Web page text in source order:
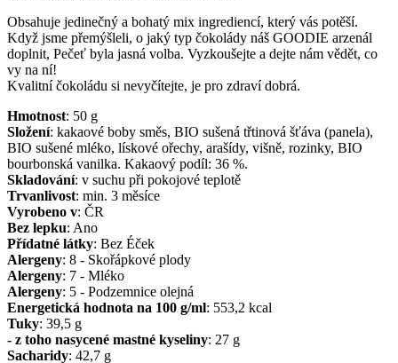
Obsahuje jedinečný a bohatý mix ingrediencí, který vás potěší.
Když jsme přemýšleli, o jaký typ čokolády náš GOODIE arzenál
doplnit, Pečeť byla jasná volba. Vyzkoušejte a dejte nám vědět, co
vy na ní!
Kvalitní čokoládu si nevyčítejte, je pro zdraví dobrá.
Hmotnost: 50 g
Složení: kakaové boby směs, BIO sušená třtinová šťáva (panela),
BIO sušené mléko, lískové ořechy, arašídy, višně, rozinky, BIO
bourbonská vanilka. Kakaový podíl: 36 %.
Skladování: v suchu při pokojové teplotě
Trvanlivost: min. 3 měsíce
Vyrobeno v: ČR
Bez lepku: Ano
Přídatné látky: Bez Éček
Alergeny: 8 - Skořápkové plody
Alergeny: 7 - Mléko
Alergeny: 5 - Podzemnice olejná
Energetická hodnota na 100 g/ml: 553,2 kcal
Tuky: 39,5 g
- z toho nasycené mastné kyseliny: 27 g
Sacharidy: 42,7 g